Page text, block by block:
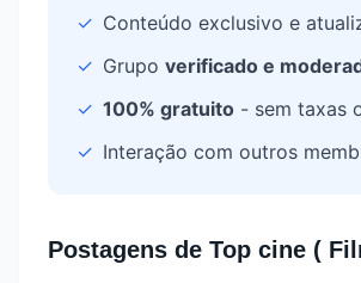
✓ Conteúdo exclusivo e
✓ Grupo verificado e
✓ 100% gratuito - sem taxas
✓ Interação com outros
Postagens de Top cine (